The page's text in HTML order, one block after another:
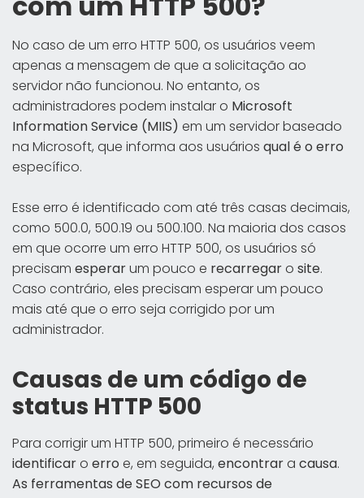
No caso de um erro HTTP 500, os usuários veem
apenas a mensagem de que a solicitação ao
servidor não funcionou. No entanto, os
administradores podem instalar o Microsoft
Information Service (MIIS) em um servidor baseado
na Microsoft, que informa aos usuários qual é o erro
específico.
Esse erro é identificado com até três casas decimais,
como 500.0, 500.19 ou 500.100. Na maioria dos casos
em que ocorre um erro HTTP 500, os usuários só
precisam esperarum pouco e recarregaro site.
Caso contrário, eles precisam esperar um pouco
mais até que o erro seja corrigido por um
administrador.
Causas de um código de
status HTTP 500
Para corrigir um HTTP 500, primeiro é necessário
identificaro erro e, em seguida, encontrara causa.
As ferramentas de SEO com recursos de